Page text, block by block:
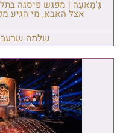
גַ'מַאעַה | מפגש פיסגה
אצל האבא, מי הגיע
שלמה